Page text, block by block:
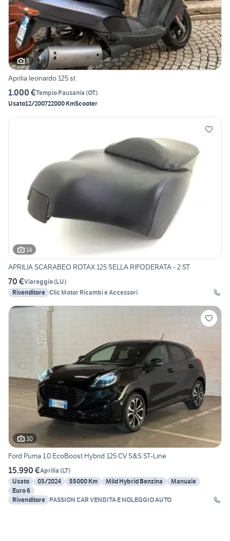
5
Aprilia leonardo 125 st
1.000 €Tempio Pausania (OT)
Usato12/200722000 KmScooter
14
APRILIA SCARABEO ROTAX 125 SELLA RIFODERATA - 2 ST
70 €Viareggio(LU)
Rivenditore Clic Motor Ricambi e Accessori
30
Ford Puma 1.0 EcoBoost Hybrid 125 CV S&S ST-Line
15.990 €Aprilia (LT)
Usato
03/2024 55000 Km Mild Hybrid Benzina
Manuale
Euro 6
Rivenditore PASSION CAR VENDITA E NOLEGGIO AUTO